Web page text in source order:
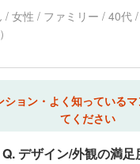
/ 女性 / ファミリー / 40代
ション・よく知っている
てください
Q. デザイン/外観の満足